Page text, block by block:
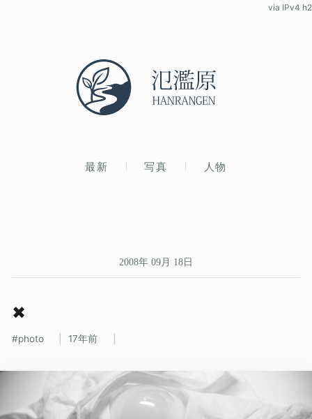
最新 写真 人物
via IPv4 h2
2008年 09月 18日
✖
photo 17年前